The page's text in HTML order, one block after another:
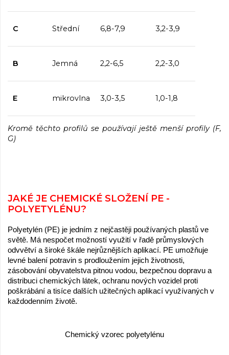
C Střední 6,8-7,9 3,2-3,9
B Jemná 2,2-6,5 2,2-3,0
E mikrovlna 3,0-3,5 1,0-1,8
Kromě těchto profilů se používají ještě menší profily (F,
G)
JAKÉ JE CHEMICKÉ SLOŽENÍ PE -
POLYETYLÉNU?
Polyetylén (PE) je jedním z nejčastěji používaných plastů ve
světě. Má nespočet možností využití v řadě průmyslových
odvvětví a široké škále nejrůznějších aplikací. PE umožňuje
levné balení potravin s prodloužením jejich životnosti,
zásobování obyvatelstva pitnou vodou, bezpečnou dopravu a
distribuci chemických látek, ochranu nových vozidel proti
poškrábání a tisíce dalších užitečných aplikací využívaných v
každodenním životě.
Chemický vzorec polyetylénu